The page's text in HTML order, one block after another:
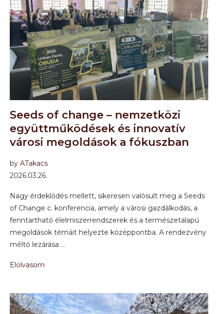
Seeds of change – nemzetközi
együttműködések és innovatív
városi megoldások a fókuszban
by ATakacs
2026.03.26.
Nagy érdeklődés mellett, sikeresen valósult meg a Seeds
of Change c. konferencia, amely a városi gazdálkodás, a
fenntartható élelmiszerrendszerek és a természetalapú
megoldások témáit helyezte középpontba. A rendezvény
méltó lezárása …
Elolvasom